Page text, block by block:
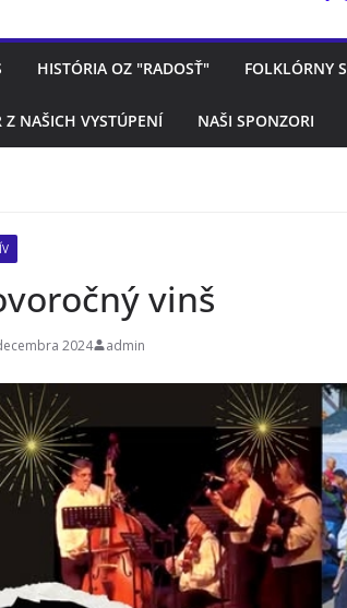
HISTÓRIA OZ "RADOSŤ" FOLKLÓRNY
Z NAŠICH VYSTÚPENÍ NAŠI SPONZORI
vinš
2024 admin